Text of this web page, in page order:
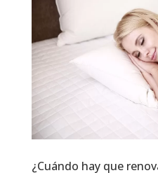
¿Cuándo hay que